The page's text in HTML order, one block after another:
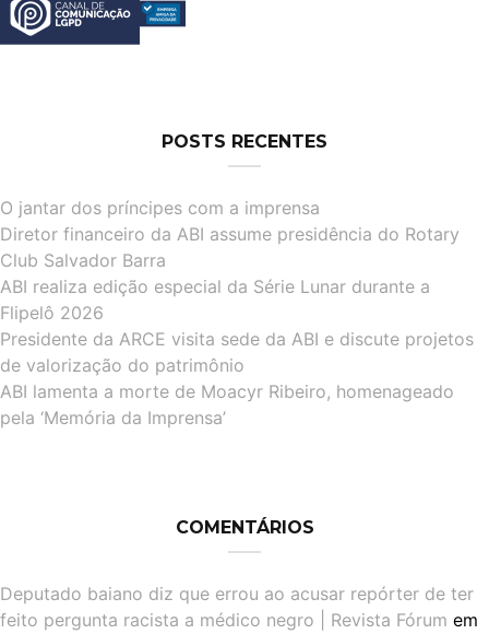
POSTS RECENTES
O jantar dos príncipes com a imprensa
Diretor financeiro da ABI assume presidência do Rotary
Club Salvador Barra
ABI realiza edição especial da Série Lunar durante a
Flipelô 2026
Presidente da ARCE visita sede da ABI e discute projetos
de valorização do patrimônio
ABI lamenta a morte de Moacyr Ribeiro, homenageado
pela ‘Memória da Imprensa’
COMENTÁRIOS
Deputado baiano diz que errou ao acusar repórter de ter
feito pergunta racista a médico negro | Revista Fórum em